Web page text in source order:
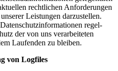
recht­lichen Anfor­de­rungen
Leistungen darzustellen.
regel­
der von uns verarbeiteten
Laufenden zu bleiben.
von Logfiles